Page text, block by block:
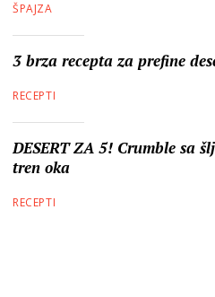
ŠPAJZA
3 brza recepta za prefine
RECEPTI
DESERT ZA 5! Crumble sa
tren oka
RECEPTI